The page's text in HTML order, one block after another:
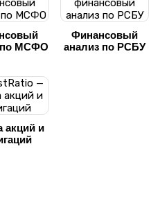
по МСФО
Финансовый
анализ по РСБУ
акций и